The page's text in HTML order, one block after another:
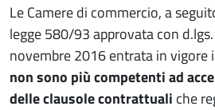
Le Camere di commercio, a
legge 580/93 approvata con
novembre 2016 entrata in vigore
non sono più competenti ad
delle clausole contrattuali che